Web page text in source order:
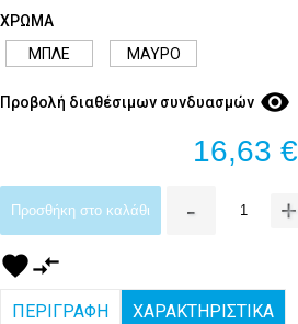
ΧΡΩΜΑ
ΜΠΛΕ
ΜΑΥΡΟ
Προβολή διαθέσιμων συνδυασμών visibility
16,63 €
Προσθήκη στο καλάθι - +
favoritecompare_arrows
ΠΕΡΙΓΡΑΦΗ ΧΑΡΑΚΤΗΡΙΣΤΙΚΑ